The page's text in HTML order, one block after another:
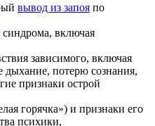
вывод из запоя по
синдрома, включая
зависимого, включая
дыхание, потерю сознания,
признаки острой
горячка») и признаки его
психики,